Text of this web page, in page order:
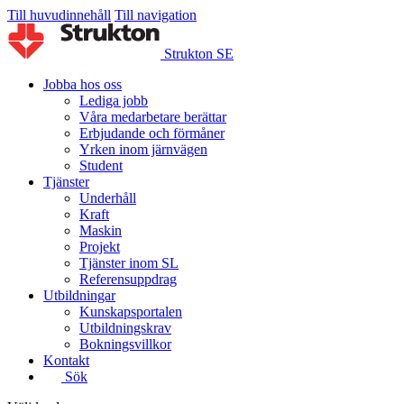
Till huvudinnehåll Till navigation
Strukton SE
Jobba hos oss
Lediga jobb
Våra medarbetare berättar
Erbjudande och förmåner
Yrken inom järnvägen
Student
Tjänster
Underhåll
Kraft
Maskin
Projekt
Tjänster inom SL
Referensuppdrag
Utbildningar
Kunskapsportalen
Utbildningskrav
Bokningsvillkor
Kontakt
Sök